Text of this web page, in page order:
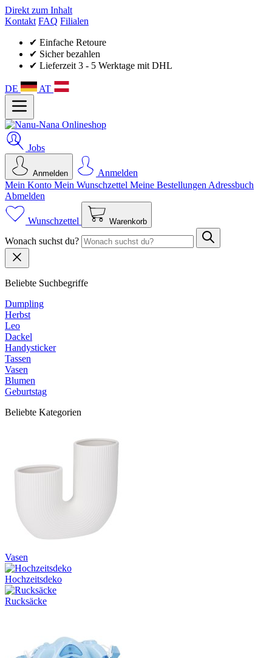
Direkt zum Inhalt
Kontakt FAQ Filialen
✔ Einfache Retoure
✔ Sicher bezahlen
✔ Lieferzeit 3 - 5 Werktage mit DHL
DE AT
Jobs
Anmelden
Anmelden
Mein Konto Mein Wunsch­zettel Meine Bestellungen Adressbuch
Abmelden
Wunschzettel Warenkorb
Wonach suchst du?
Beliebte Suchbegriffe
Dumpling
Herbst
Leo
Dackel
Handysticker
Tassen
Vasen
Blumen
Geburtstag
Beliebte Kategorien
Vasen
Hochzeitsdeko
Rucksäcke